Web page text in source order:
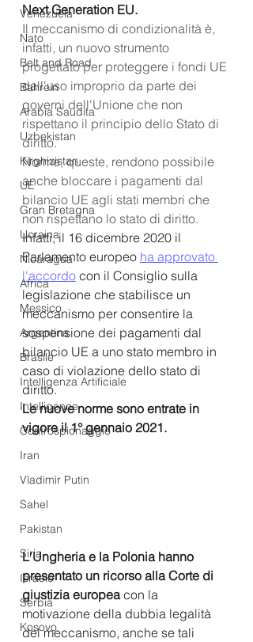
Venezuela
Nato
Belt and Road
Bahrein
Arabia Saudita
Uzbekistan
Kirghizistan
UE
Gran Bretagna
Ucraina
Nicaragua
Africa
Messico
Argentina
Brasile
Intelligenza Artificiale
Intelligence
Controspionaggio
Iran
Vladimir Putin
Sahel
Pakistan
Siria
Israele
Serbia
Kosovo
Next Generation EU.
Il meccanismo di condizionalità è,
infatti, un nuovo strumento
progettato per proteggere i fondi UE
dall'uso improprio da parte dei
governi dell'Unione che non
rispettano il principio dello Stato di
diritto.
Norme, queste, rendono possibile
anche bloccare i pagamenti dal
bilancio UE agli stati membri che
non rispettano lo stato di diritto.
Infatti, il 16 dicembre 2020 il
Parlamento europeo ha approvato
l'accordo con il Consiglio sulla
legislazione che stabilisce un
meccanismo per consentire la
sospensione dei pagamenti dal
bilancio UE a uno stato membro in
caso di violazione dello stato di
diritto.
Le nuove norme sono entrate in
vigore il 1° gennaio 2021.
L'Ungheria e la Polonia hanno
presentato un ricorso alla Corte di
giustizia europea con la
motivazione della dubbia legalità
del meccanismo, anche se tali